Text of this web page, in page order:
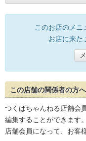
このお店のメニ
お店に来た
この店舗の関係者の方へ
つくばちゃんねる店舗会
編集することができます。
店舗会員になって、お客